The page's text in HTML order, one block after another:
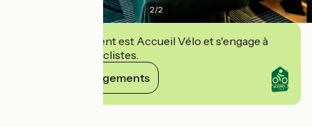
2/2
Cet établissement est Accueil Vélo et s'engage à
accueillir des cyclistes.
Voir ses engagements